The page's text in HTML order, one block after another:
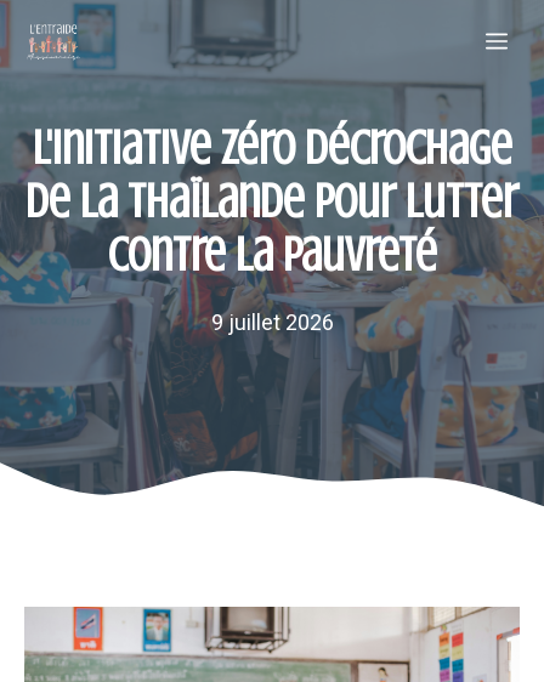
au
L'initiative zéro décrochage
de la Thaïlande pour lutter
contre la pauvreté
9 juillet 2026